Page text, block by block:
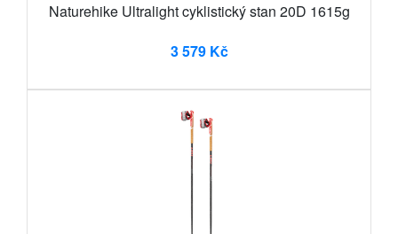
Naturehike Ultralight cyklistický stan 20D 1615g
3 579 Kč